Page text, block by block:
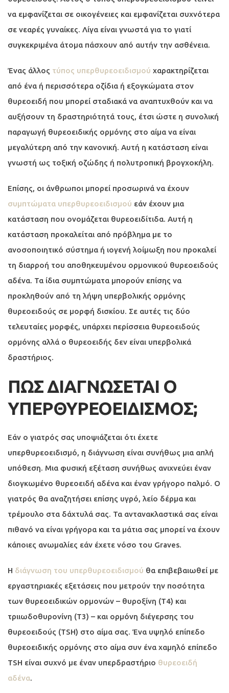
να εμφανίζεται σε οικογένειες και εμφανίζεται συχνότερα
σε νεαρές γυναίκες. Λίγα είναι γνωστά για το γιατί
συγκεκριμένα άτομα πάσχουν από αυτήν την ασθένεια.
Ένας άλλος τύπος υπερθυρεοειδισμού χαρακτηρίζεται
από ένα ή περισσότερα οζίδια ή εξογκώματα στον
θυρεοειδή που μπορεί σταδιακά να αναπτυχθούν και να
αυξήσουν τη δραστηριότητά τους, έτσι ώστε η συνολική
παραγωγή θυρεοειδικής ορμόνης στο αίμα να είναι
μεγαλύτερη από την κανονική. Αυτή η κατάσταση είναι
γνωστή ως τοξική οζώδης ή πολυτροπική βρογχοκήλη.
Επίσης, οι άνθρωποι μπορεί προσωρινά να έχουν
συμπτώματα υπερθυρεοειδισμού εάν έχουν μια
κατάσταση που ονομάζεται θυρεοειδίτιδα. Αυτή η
κατάσταση προκαλείται από πρόβλημα με το
ανοσοποιητικό σύστημα ή ιογενή λοίμωξη που προκαλεί
τη διαρροή του αποθηκευμένου ορμονικού θυρεοειδούς
αδένα. Τα ίδια συμπτώματα μπορούν επίσης να
προκληθούν από τη λήψη υπερβολικής ορμόνης
θυρεοειδούς σε μορφή δισκίου. Σε αυτές τις δύο
τελευταίες μορφές, υπάρχει περίσσεια θυρεοειδούς
ορμόνης αλλά ο θυρεοειδής δεν είναι υπερβολικά
δραστήριος.
ΠΩΣ ΔΙΑΓΝΩΣΕΤΑΙ Ο
ΥΠΕΡΘΥΡΕΟΕΙΔΙΣΜΟΣ;
Εάν ο γιατρός σας υποψιάζεται ότι έχετε
υπερθυρεοειδισμό, η διάγνωση είναι συνήθως μια απλή
υπόθεση. Μια φυσική εξέταση συνήθως ανιχνεύει έναν
διογκωμένο θυρεοειδή αδένα και έναν γρήγορο παλμό. Ο
γιατρός θα αναζητήσει επίσης υγρό, λείο δέρμα και
τρέμουλο στα δάχτυλά σας. Τα αντανακλαστικά σας είναι
πιθανό να είναι γρήγορα και τα μάτια σας μπορεί να έχουν
κάποιες ανωμαλίες εάν έχετε νόσο του Graves.
Η διάγνωση του υπερθυρεοειδισμού θα επιβεβαιωθεί με
εργαστηριακές εξετάσεις που μετρούν την ποσότητα
των θυρεοειδικών ορμονών – θυροξίνη (Τ4) και
τριιωδοθυρονίνη (Τ3) – και ορμόνη διέγερσης του
θυρεοειδούς (TSH) στο αίμα σας. Ένα υψηλό επίπεδο
θυρεοειδικής ορμόνης στο αίμα συν ένα χαμηλό επίπεδο
TSH είναι συχνό με έναν υπερδραστήριο θυρεοειδή
αδένα.